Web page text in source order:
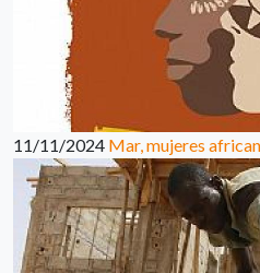
11/11/2024 Mar, mujeres